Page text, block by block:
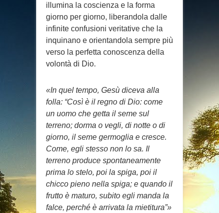
illumina la coscienza e la forma
giorno per giorno, liberandola dalle
infinite confusioni veritative che la
inquinano e orientandola sempre più
verso la perfetta conoscenza della
volontà di Dio.
«In quel tempo, Gesù diceva alla
folla: “Così è il regno di Dio: come
un uomo che getta il seme sul
terreno; dorma o vegli, di notte o di
giorno, il seme germoglia e cresce.
Come, egli stesso non lo sa. Il
terreno produce spontaneamente
prima lo stelo, poi la spiga, poi il
chicco pieno nella spiga; e quando il
frutto è maturo, subito egli manda la
falce, perché è arrivata la mietitura”»